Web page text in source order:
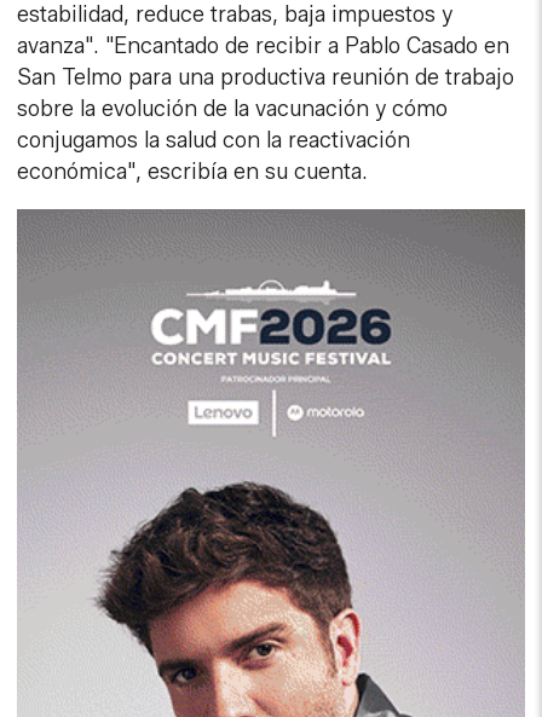
estabilidad, reduce trabas, baja impuestos y
avanza". "Encantado de recibir a Pablo Casado en
San Telmo para una productiva reunión de trabajo
sobre la evolución de la vacunación y cómo
conjugamos la salud con la reactivación
económica", escribía en su cuenta.